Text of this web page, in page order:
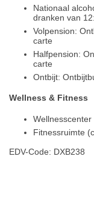
Nationaal
dranken van
Volpension:
carte
Halfpension:
carte
Ontbijt:
Wellness & Fitness
Wellnesscenter
Fitnessruimte
EDV-Code: DXB238